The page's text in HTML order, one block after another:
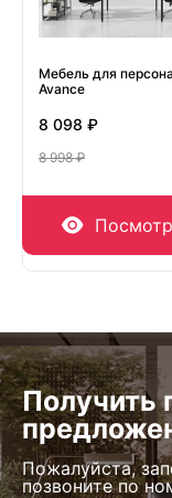
Мебель для
Avance
8 098 ₽
8 998 ₽
Получить
Пожалуйста,
позвоните по